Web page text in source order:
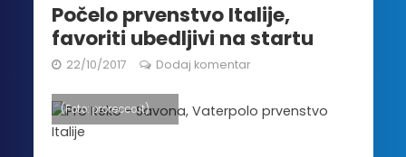
Počelo prvenstvo Italije,
favoriti ubedljivi na startu
22/10/2017 Dodaj komentar
(Foto: prorecco.it)